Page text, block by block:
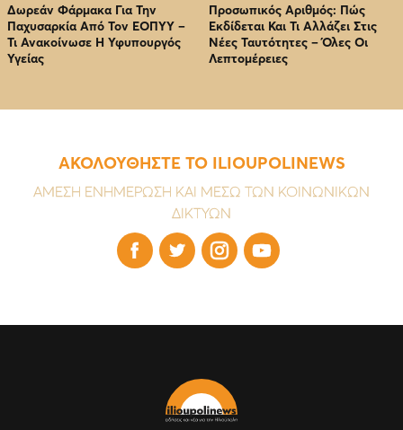
Δωρεάν Φάρμακα Για Την
Παχυσαρκία Από Τον EOΠΥΥ –
Τι Ανακοίνωσε Η Υφυπουργός
Υγείας
Προσωπικός Αριθμός: Πώς
Εκδίδεται Και Τι Αλλάζει Στις
Νέες Ταυτότητες – Όλες Οι
Λεπτομέρειες
ΑΚΟΛΟΥΘΗΣΤΕ ΤΟ ILIOUPOLINEWS
ΑΜΕΣΗ ΕΝΗΜΕΡΩΣΗ ΚΑΙ ΜΕΣΩ ΤΩΝ ΚΟΙΝΩΝΙΚΩΝ
ΔΙΚΤΥΩΝ
   